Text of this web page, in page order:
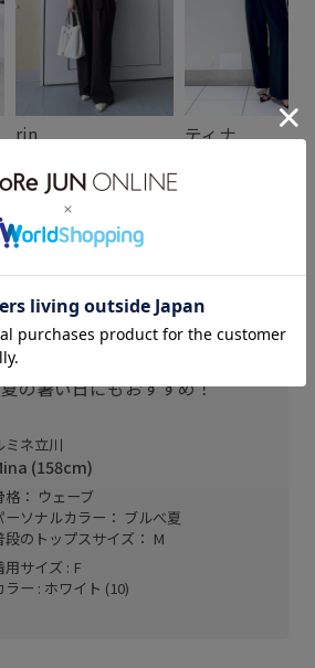
rin ティナ
おしゃれ◎おすすめTシャツ！
プライン隠れる丈感。
の暑い日にもおすすめ！
ミネ立川
(158cm)
格： ウェーブ
ーソナルカラー： ブルべ夏
段のトップスサイズ： M
用サイズ : F
ラー : ホワイト (10)